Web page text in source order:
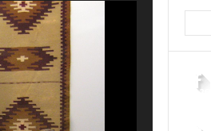
2,265